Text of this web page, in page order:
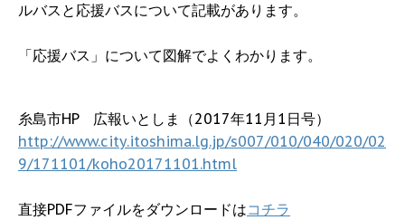
ルバスと応援バスについて記載があります。
「応援バス」について図解でよくわかります。
糸島市HP 広報いとしま（2017年11月1日号）
http://www.city.itoshima.lg.jp/s007/010/040/020/02
9/171101/koho20171101.html
直接PDFファイルをダウンロードはコチラ